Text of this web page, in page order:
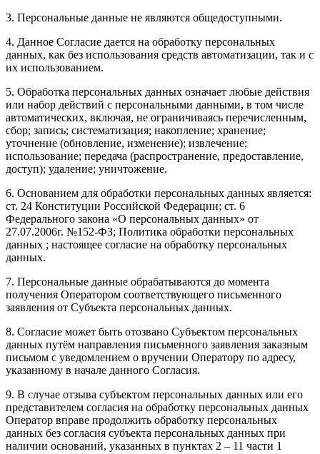
3. Персональные данные не являются общедоступными.
4. Данное Согласие дается на обработку персональных
данных, как без использования средств автоматизации, так и с
их использованием.
5. Обработка персональных данных означает любые действия
или набор действий с персональными данными, в том числе
автоматических, включая, не ограничиваясь перечисленным,
сбор; запись; систематизация; накопление; хранение;
уточнение (обновление, изменение); извлечение;
использование; передача (распространение, предоставление,
доступ); удаление; уничтожение.
6. Основанием для обработки персональных данных является:
ст. 24 Конституции Российской Федерации; ст. 6
Федерального закона «О персональных данных» от
27.07.2006г. №152-ФЗ; Политика обработки персональных
данных ; настоящее согласие на обработку персональных
данных.
7. Персональные данные обрабатываются до момента
получения Оператором соответствующего письменного
заявления от Субъекта персональных данных.
8. Согласие может быть отозвано Субъектом персональных
данных путём направления письменного заявления заказным
письмом с уведомлением о вручении Оператору по адресу,
указанному в начале данного Согласия.
9. В случае отзыва субъектом персональных данных или его
представителем согласия на обработку персональных данных
Оператор вправе продолжить обработку персональных
данных без согласия субъекта персональных данных при
наличии оснований, указанных в пунктах 2 – 11 части 1